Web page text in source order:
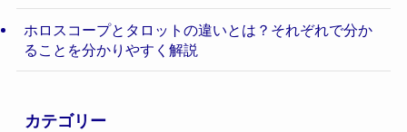
ホロスコープとタロットの違いとは？それぞれで分か
ることを分かりやすく解説
カテゴリー